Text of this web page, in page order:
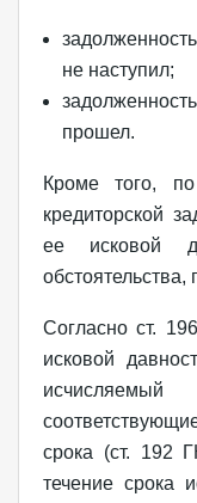
не наступил;
прошел.
Кроме того,
кредиторской
ее исковой
Согласно ст.
исковой
срока (ст. 192
течение срока